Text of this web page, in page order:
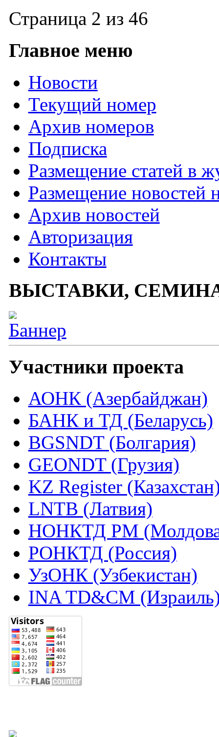
Страница 2 из 46
Главное меню
Новости
Текущий номер
Архив номеров
Подписка
Размещение статей в
Размещение новостей
Архив новостей
Авторизация
Контакты
ВЫСТАВКИ,
Участники проекта
АОНК (Азербайджан)
БАНК и ТД (Беларусь)
BGSNDT (Болгария)
GEONDT (Грузия)
KZ Register
LNTB (Латвия)
НОНКТД РМ
РОНКТД (Россия)
УзОНК (Узбекистан)
INA TD&CM